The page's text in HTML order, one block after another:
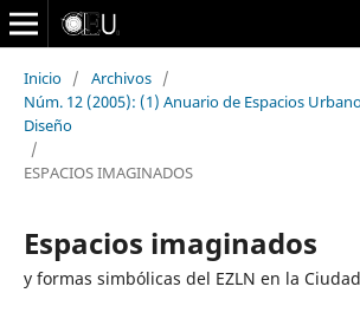
Inicio / Archivos /
Núm. 12 (2005): (1) Anuario de Espacios
Diseño
/
ESPACIOS IMAGINADOS
Espacios imaginados
y formas simbólicas del EZLN en la